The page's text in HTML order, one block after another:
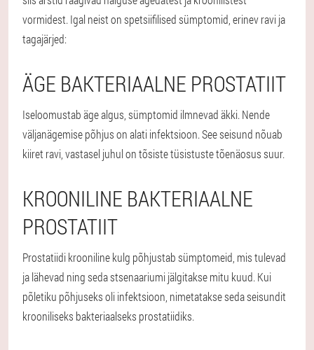
vormidest. Igal neist on spetsiifilised sümptomid, erinev ravi ja
tagajärjed:
ÄGE BAKTERIAALNE PROSTATIIT
Iseloomustab äge algus, sümptomid ilmnevad äkki. Nende
väljanägemise põhjus on alati infektsioon. See seisund nõuab
kiiret ravi, vastasel juhul on tõsiste tüsistuste tõenäosus suur.
KROONILINE BAKTERIAALNE
PROSTATIIT
Prostatiidi krooniline kulg põhjustab sümptomeid, mis tulevad
ja lähevad ning seda stsenaariumi jälgitakse mitu kuud. Kui
põletiku põhjuseks oli infektsioon, nimetatakse seda seisundit
krooniliseks bakteriaalseks prostatiidiks.